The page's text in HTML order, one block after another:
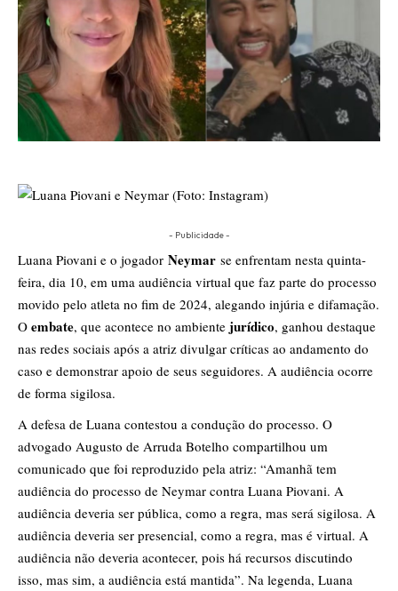
- Publicidade -
Luana Piovani e o jogador Neymar se enfrentam nesta quinta-
feira, dia 10, em uma audiência virtual que faz parte do processo
movido pelo atleta no fim de 2024, alegando injúria e difamação.
O embate, que acontece no ambiente jurídico, ganhou destaque
nas redes sociais após a atriz divulgar críticas ao andamento do
caso e demonstrar apoio de seus seguidores. A audiência ocorre
de forma sigilosa.
A defesa de Luana contestou a condução do processo. O
advogado Augusto de Arruda Botelho compartilhou um
comunicado que foi reproduzido pela atriz: “Amanhã tem
audiência do processo de Neymar contra Luana Piovani. A
audiência deveria ser pública, como a regra, mas será sigilosa. A
audiência deveria ser presencial, como a regra, mas é virtual. A
audiência não deveria acontecer, pois há recursos discutindo
isso, mas sim, a audiência está mantida”. Na legenda, Luana